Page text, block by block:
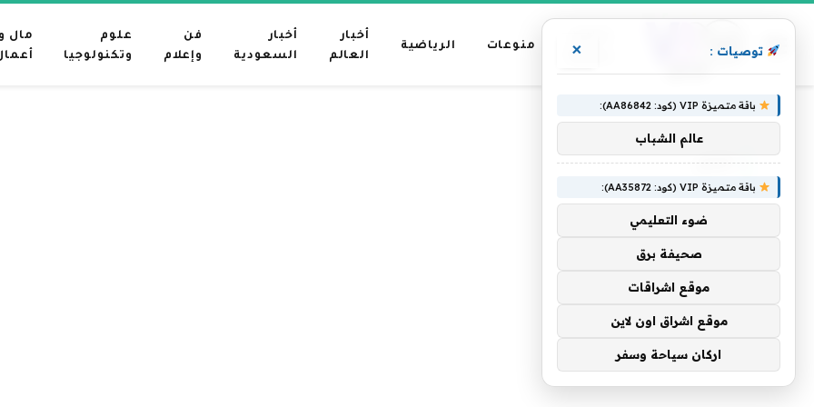
رئيسية
منوعات الرياضية
أخبار
العالم
أخبار
السعودية
فن
وإعلام
علوم
وتكنولوجيا
مال و
الرئيسية » النان
النان
توصيات : ×
باقة متميزة VIP (كود: AA86842):
عالم الشباب
باقة متميزة VIP (كود: AA35872):
ضوء التعليمي
صحيفة برق
موقع اشراقات
موقع اشراق اون لاين
اركان سياحة وسفر